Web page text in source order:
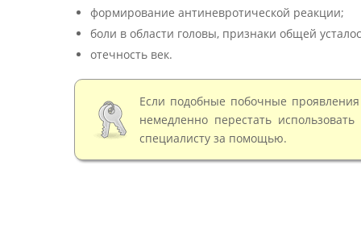
формирование антиневротической реакции;
боли в области головы, признаки общей
отечность век.
Если подобные побочные
немедленно перестать
специалисту за помощью.